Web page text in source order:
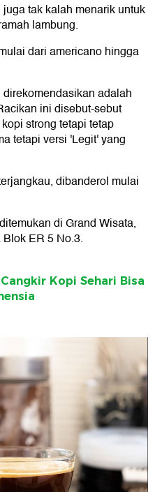
tak kalah menarik untuk
lambung.
dari americano hingga
adalah
ini disebut-sebut
strong tetapi tetap
tetapi versi 'Legit' yang
dibanderol mulai
di Grand Wisata,
ER 5 No.3.
Kopi Sehari Bisa